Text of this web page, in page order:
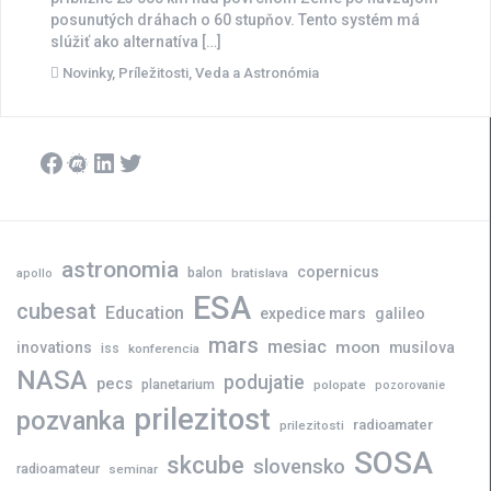
posunutých dráhach o 60 stupňov. Tento systém má
slúžiť ako alternatíva […]
Novinky, Príležitosti, Veda a Astronómia
Facebook
Meetup
LinkedIn
Twitter
apollo astronomia balon bratislava copernicus
cubesat Education ESA expedice mars
galileo
inovations iss konferencia mars mesiac moon musilova
NASA pecs planetarium podujatie polopate pozorovanie
pozvanka prilezitost prilezitosti radioamater
radioamateur seminar skcube slovensko SOSA